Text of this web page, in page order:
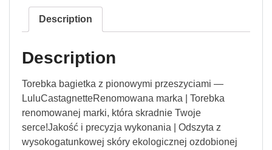
Description
Description
Torebka bagietka z pionowymi przeszyciami —
LuluCastagnetteRenomowana marka | Torebka
renomowanej marki, która skradnie Twoje
serce!Jakość i precyzja wykonania | Odszyta z
wysokogatunkowej skóry ekologicznej ozdobionej